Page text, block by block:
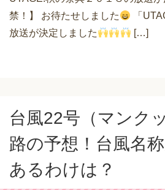
禁！】 お待たせしました
「
放送が決定しました
[…]
台風22号（マンク
路の予想！台風名
あるわけは？